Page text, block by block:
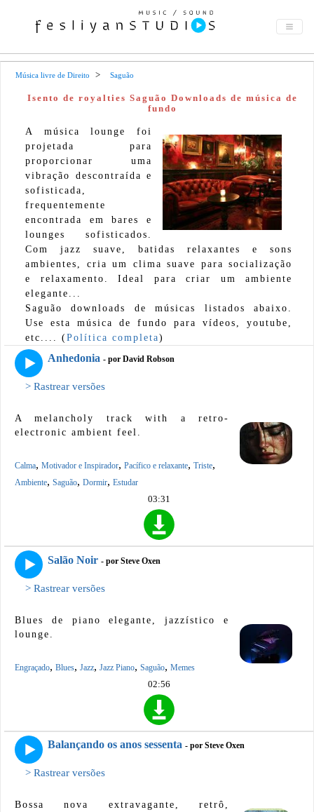
Música livre de Direito Saguão
Isento de royalties Saguão Downloads de música de
fundo
A música lounge foi
projetada para
proporcionar uma
vibração descontraída e
sofisticada,
frequentemente
encontrada em bares e
lounges sofisticados.
Com jazz suave, batidas relaxantes e sons
ambientes, cria um clima suave para socialização
e relaxamento. Ideal para criar um ambiente
elegante...
Saguão downloads de músicas listados abaixo.
Use esta música de fundo para vídeos, youtube,
etc.... (Política completa)
Anhedonia - por David Robson
> Rastrear versões
A melancholy track with a retro-
electronic ambient feel.
Calma, Motivador e Inspirador, Pacífico e relaxante, Triste,
Ambiente, Saguão, Dormir, Estudar
03:31
Salão Noir - por Steve Oxen
> Rastrear versões
Blues de piano elegante, jazzístico e
lounge.
Engraçado, Blues, Jazz, Jazz Piano, Saguão, Memes
02:56
Balançando os anos sessenta - por Steve Oxen
> Rastrear versões
Bossa nova extravagante, retrô,